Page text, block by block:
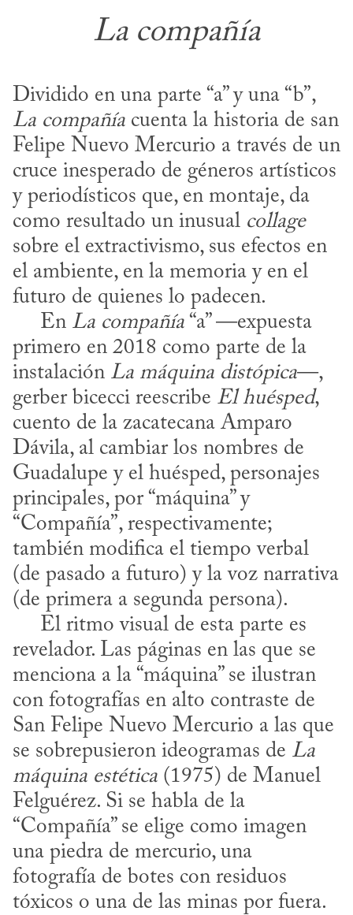
La compañía
Dividido en una parte “a” y una “b”,
La compañía cuenta la historia de san
Felipe Nuevo Mercurio a través de un
cruce inesperado de géneros artísticos
y periodísticos que, en montaje, da
como resultado un inusual collage
sobre el extractivismo, sus efectos en
el ambiente, en la memoria y en el
futuro de quienes lo padecen.
     En
La compañía “a” —expuesta
primero en 2018 como parte de la
instalación La máquina distópica—,
gerber bicecci reescribe El huésped,
cuento de la zacatecana Amparo
Dávila, al cambiar los nombres de
Guadalupe y el huésped, personajes
principales, por “máquina” y
“Compañía”, respectivamente;
también modifica el tiempo verbal
(de pasado a futuro) y la voz narrativa
(de primera a segunda persona).
revelador. Las páginas en las que se
menciona a la “máquina” se ilustran
con fotografías en alto contraste de
San Felipe Nuevo Mercurio a las que
se sobrepusieron ideogramas de La
máquina estética (1975) de Manuel
Felguérez. Si se habla de la
“Compañía” se elige como imagen
una piedra de mercurio, una
fotografía de botes con residuos
tóxicos o una de las minas por fuera.